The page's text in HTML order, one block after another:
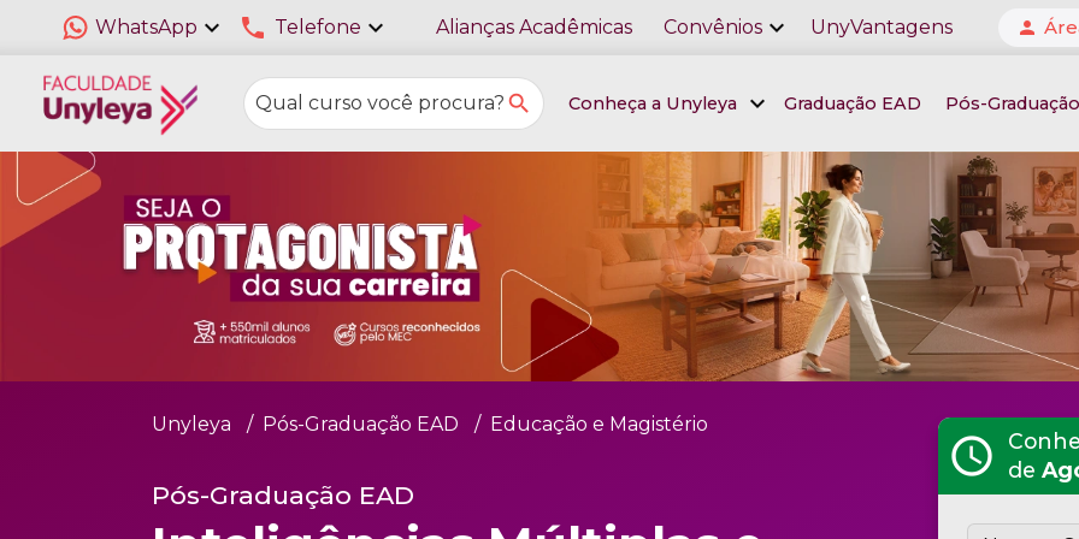
WhatsApp expand_more phone Telefone expand_more Alianças Acadêmicas Convênios expand_more UnyVantagens person
Conheça a Unyleya expand_more Graduação EAD Pós-
Unyleya Pós-Graduação EAD Educação e Magistério
Pós-Graduação EAD
schedule
de